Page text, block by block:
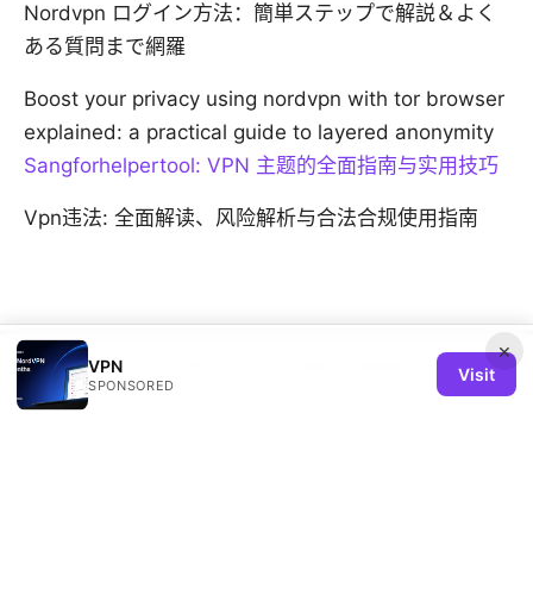
Nordvpn ログイン方法：簡単ステップで解説＆よく
ある質問まで網羅
Boost your privacy using nordvpn with tor browser
explained: a practical guide to layered anonymity
Sangforhelpertool: VPN 主题的全面指南与实用技巧
Vpn违法: 全面解读、风险解析与合法合规使用指南
×
VPN
SPONSORED
Visit
© 2026 REMIND SOLUTION LTD. ALL RIGHTS RESERVED. V.1